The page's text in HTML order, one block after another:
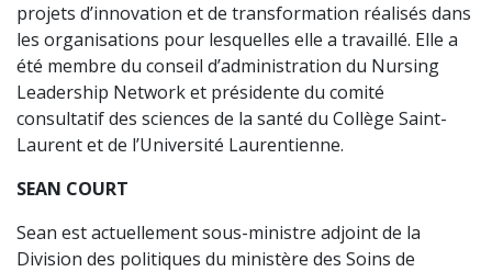
projets d’innovation et de transformation réalisés dans
les organisations pour lesquelles elle a travaillé. Elle a
été membre du conseil d’administration du Nursing
Leadership Network et présidente du comité
consultatif des sciences de la santé du Collège Saint-
Laurent et de l’Université Laurentienne.
SEAN COURT
Sean est actuellement sous-ministre adjoint de la
Division des politiques du ministère des Soins de